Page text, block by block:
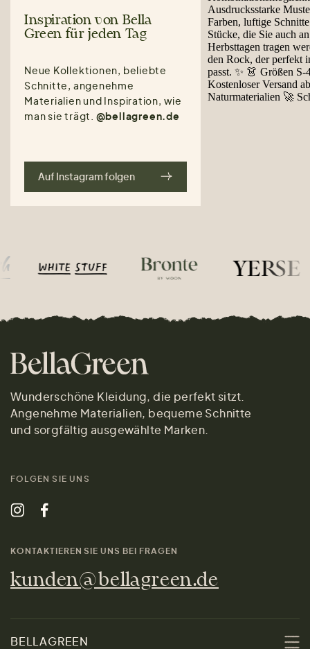
Inspiration von Bella
Green für jeden Tag
Neue Kollektionen, beliebte
Schnitte, angenehme
Materialien und Inspiration, wie
man sie trägt. @bellagreen.de
Auf Instagram folgen
Wunderschöne Kleidung, die perfekt sitzt.
Angenehme Materialien, bequeme Schnitte
und sorgfältig ausgewählte Marken.
FOLGEN SIE UNS
KONTAKTIEREN SIE UNS BEI FRAGEN
kunden@bellagreen.de
BELLAGREEN